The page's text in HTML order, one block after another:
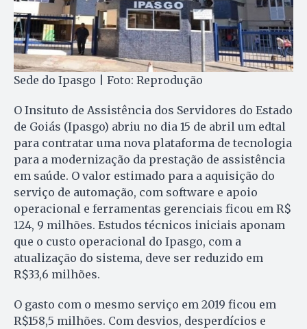
Sede do Ipasgo | Foto: Reprodução
O Insituto de Assistência dos Servidores do Estado
de Goiás (Ipasgo) abriu no dia 15 de abril um edtal
para contratar uma nova plataforma de tecnologia
para a modernização da prestação de assistência
em saúde. O valor estimado para a aquisição do
serviço de automação, com software e apoio
operacional e ferramentas gerenciais ficou em R$
124, 9 milhões. Estudos técnicos iniciais aponam
que o custo operacional do Ipasgo, com a
atualização do sistema, deve ser reduzido em
R$33,6 milhões.
O gasto com o mesmo serviço em 2019 ficou em
R$158,5 milhões. Com desvios, desperdícios e